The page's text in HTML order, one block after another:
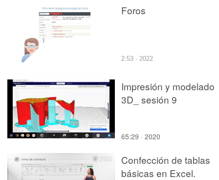
Foros
2:53 · 2022
Impresión y modelado
3D_ sesión 9
65:29 · 2020
Confección de tablas
básicas en Excel.